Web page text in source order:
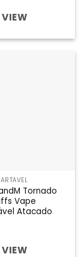
Tornado
Vape
Atacado